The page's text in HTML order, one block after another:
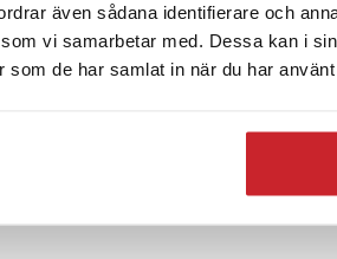
även sådana identifierare och
vi samarbetar med. Dessa kan i
de har samlat in när du har